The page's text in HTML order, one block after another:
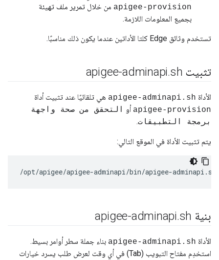
apigee-provision من خلال تمرير ملف تهيئة
بجميع المعلومات اللازمة.
تستخدم وثائق Edge كلتا الأداتين عندما يكون ذلك مناسبًا.
تثبيت apigee-adminapi .sh
الأداة apigee-adminapi.sh هي تلقائيًا عند تثبيت أداة
apigee-provision أو التحقق من صحة واجهة
برمجة التطبيقات.
يتم تثبيت الأداة في الموقع التالي:
/opt/apigee/apigee-adminapi/bin/apigee-adminapi.sh
بنية apigee-adminapi .sh
الأداة apigee-adminapi.sh بناء جملة سطر أوامر بسيط.
استخدِم مفتاح التبويب (Tab) في أي وقت لعرض طلب يسرد خيارات